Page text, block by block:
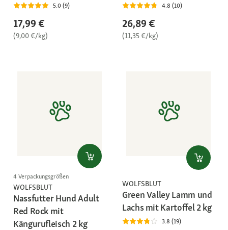
5.0 (9)
17,99 €
(9,00 €/kg)
4.8 (10)
26,89 €
(11,35 €/kg)
4 Verpackungsgrößen
WOLFSBLUT
Nassfutter Hund Adult
Red Rock mit
Kängurufleisch 2 kg
WOLFSBLUT
Green Valley Lamm und
Lachs mit Kartoffel 2 kg
3.8 (19)